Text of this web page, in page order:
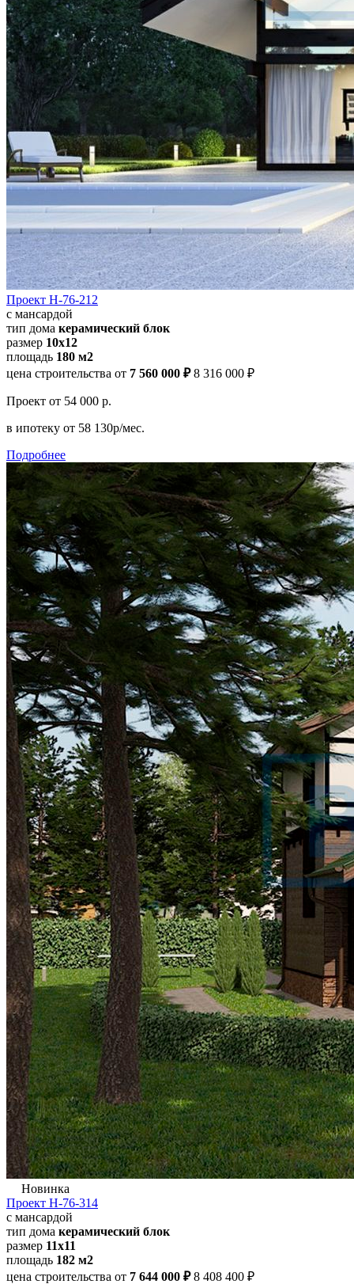
Проект Н-76-212
с мансардой
тип дома керамический блок
размер 10x12
площадь 180 м2
цена строительства от 7 560 000 ₽ 8 316 000 ₽
Проект от 54 000 р.
в ипотеку от 58 130р/мес.
Подробнее
Новинка
Проект Н-76-314
с мансардой
тип дома керамический блок
размер 11x11
площадь 182 м2
цена строительства от 7 644 000 ₽ 8 408 400 ₽